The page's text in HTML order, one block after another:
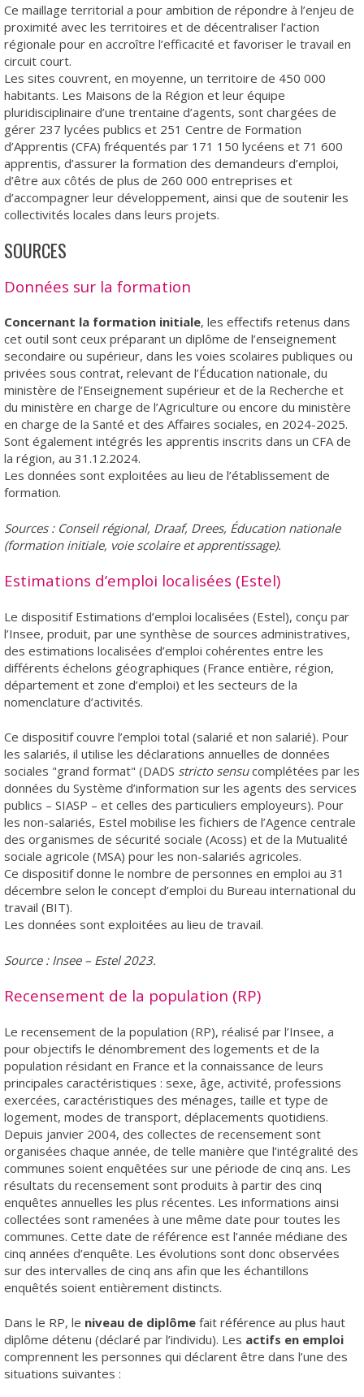
Ce maillage territorial a pour ambition de répondre à l’enjeu de
proximité avec les territoires et de décentraliser l’action
régionale pour en accroître l’efficacité et favoriser le travail en
circuit court.
Les sites couvrent, en moyenne, un territoire de 450 000
habitants. Les Maisons de la Région et leur équipe
pluridisciplinaire d’une trentaine d’agents, sont chargées de
gérer 237 lycées publics et 251 Centre de Formation
d’Apprentis (CFA) fréquentés par 171 150 lycéens et 71 600
apprentis, d’assurer la formation des demandeurs d’emploi,
d’être aux côtés de plus de 260 000 entreprises et
d’accompagner leur développement, ainsi que de soutenir les
collectivités locales dans leurs projets.
SOURCES
Données sur la formation
Concernant la formation initiale, les effectifs retenus dans
cet outil sont ceux préparant un diplôme de l’enseignement
secondaire ou supérieur, dans les voies scolaires publiques ou
privées sous contrat, relevant de l’Éducation nationale, du
ministère de l’Enseignement supérieur et de la Recherche et
du ministère en charge de l’Agriculture ou encore du ministère
en charge de la Santé et des Affaires sociales, en 2024-2025.
Sont également intégrés les apprentis inscrits dans un CFA de
la région, au 31.12.2024.
Les données sont exploitées au lieu de l’établissement de
formation.
Sources : Conseil régional, Draaf, Drees, Éducation nationale
(formation initiale, voie scolaire et apprentissage).
Estimations d’emploi localisées (Estel)
Le dispositif Estimations d’emploi localisées (Estel), conçu par
l’Insee, produit, par une synthèse de sources administratives,
des estimations localisées d’emploi cohérentes entre les
différents échelons géographiques (France entière, région,
département et zone d’emploi) et les secteurs de la
nomenclature d’activités.
Ce dispositif couvre l’emploi total (salarié et non salarié). Pour
les salariés, il utilise les déclarations annuelles de données
sociales "grand format" (DADS stricto sensucomplétées par les
données du Système d’information sur les agents des services
publics – SIASP – et celles des particuliers employeurs). Pour
les non-salariés, Estel mobilise les fichiers de l’Agence centrale
des organismes de sécurité sociale (Acoss) et de la Mutualité
sociale agricole (MSA) pour les non-salariés agricoles.
Ce dispositif donne le nombre de personnes en emploi au 31
décembre selon le concept d’emploi du Bureau international du
travail (BIT).
Les données sont exploitées au lieu de travail.
Source : Insee – Estel 2023.
Recensement de la population (RP)
Le recensement de la population (RP), réalisé par l’Insee, a
pour objectifs le dénombrement des logements et de la
population résidant en France et la connaissance de leurs
principales caractéristiques : sexe, âge, activité, professions
exercées, caractéristiques des ménages, taille et type de
logement, modes de transport, déplacements quotidiens.
Depuis janvier 2004, des collectes de recensement sont
organisées chaque année, de telle manière que l’intégralité des
communes soient enquêtées sur une période de cinq ans. Les
résultats du recensement sont produits à partir des cinq
enquêtes annuelles les plus récentes. Les informations ainsi
collectées sont ramenées à une même date pour toutes les
communes. Cette date de référence est l’année médiane des
cinq années d’enquête. Les évolutions sont donc observées
sur des intervalles de cinq ans afin que les échantillons
enquêtés soient entièrement distincts.
Dans le RP, le niveau de diplôme fait référence au plus haut
diplôme détenu (déclaré par l’individu). Les actifs en emploi
comprennent les personnes qui déclarent être dans l’une des
situations suivantes :